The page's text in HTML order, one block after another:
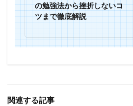
の勉強法から挫折しないコ
ツまで徹底解説
関連する記事